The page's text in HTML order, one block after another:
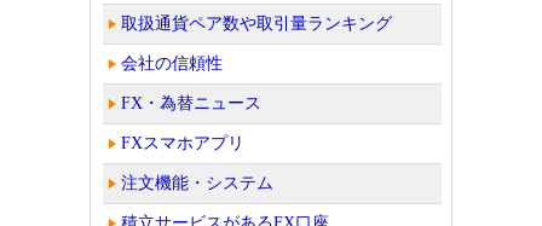
取扱通貨ペア数や取引量ランキング
会社の信頼性
FX・為替ニュース
FXスマホアプリ
注文機能・システム